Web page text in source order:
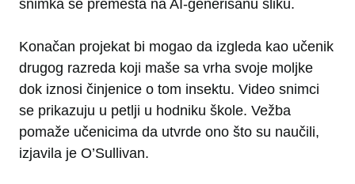
snimka se premešta na AI-generisanu sliku.
Konačan projekat bi mogao da izgleda kao učenik
drugog razreda koji maše sa vrha svoje moljke
dok iznosi činjenice o tom insektu. Video snimci
se prikazuju u petlji u hodniku škole. Vežba
pomaže učenicima da utvrde ono što su naučili,
izjavila je O’Sullivan.